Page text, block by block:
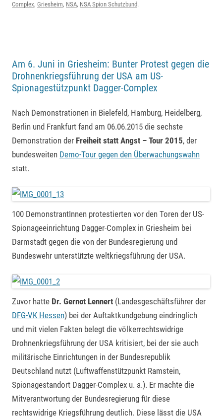
Complex, Griesheim, NSA, NSA Spion Schutzbund.
Am 6. Juni in Griesheim: Bunter Protest gegen die
Drohnenkriegsführung der USA am US-
Spionagestützpunkt Dagger-Complex
Nach Demonstrationen in Bielefeld, Hamburg, Heidelberg,
Berlin und Frankfurt fand am 06.06.2015 die sechste
Demonstration der Freiheit statt Angst – Tour 2015, der
bundesweiten Demo-Tour gegen den Überwachungswahn
statt.
100 DemonstrantInnen protestierten vor den Toren der US-
Spionageeinrichtung Dagger-Complex in Griesheim bei
Darmstadt gegen die von der Bundesregierung und
Bundeswehr unterstützte weltkriegsführung der USA.
Zuvor hatte Dr. Gernot Lennert (Landesgeschäftsführer der
DFG-VK Hessen) bei der Auftaktkundgebung eindringlich
und mit vielen Fakten belegt die völkerrechtswidrige
Drohnenkriegsführung der USA kritisiert, bei der sie auch
militärische Einrichtungen in der Bundesrepublik
Deutschland nutzt (Luftwaffenstützpunkt Ramstein,
Spionagestandort Dagger-Complex u. a.). Er machte die
Mitverantwortung der Bundesregierung für diese
rechtswidrige Kriegsführung deutlich. Diese lässt die USA